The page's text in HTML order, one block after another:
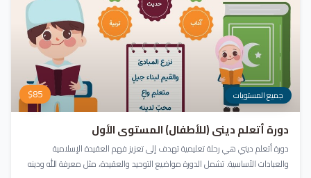
جميع المستويات $85
دورة أتعلم ديني (للأطفال) المستوى الأول
دورة أتعلم ديني هي رحلة تعليمية تهدف إلى تعزيز فهم العقيدة الإسلامية
والعبادات الأساسية. تشمل الدورة مواضيع التوحيد والعقيدة، مثل معرفة الله ودينه